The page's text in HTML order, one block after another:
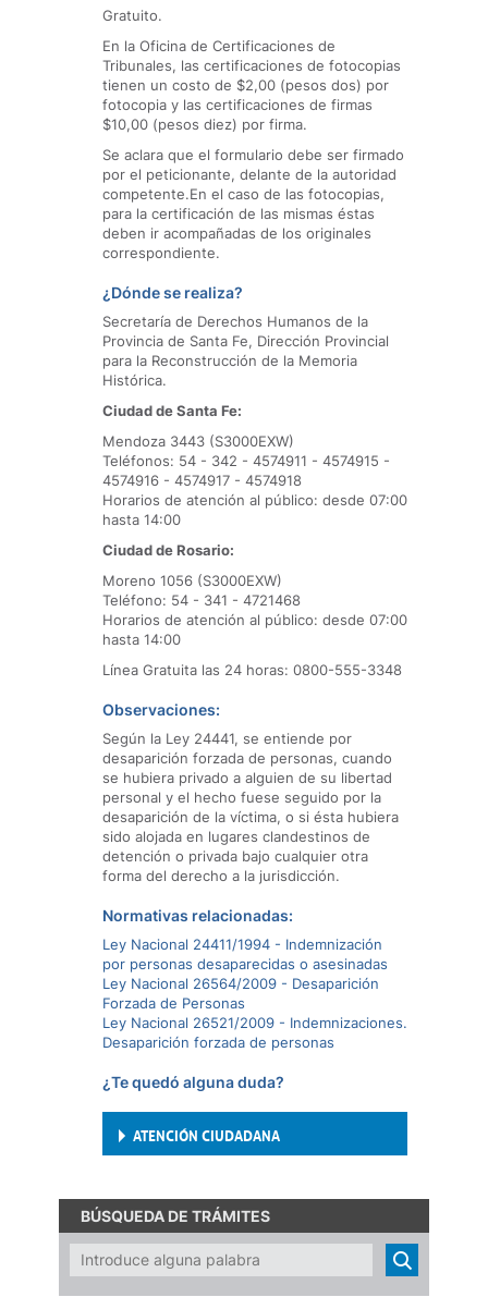
Gratuito.
En la Oficina de Certificaciones de
Tribunales, las certificaciones de fotocopias
tienen un costo de $2,00 (pesos dos) por
fotocopia y las certificaciones de firmas
$10,00 (pesos diez) por firma.
Se aclara que el formulario debe ser firmado
por el peticionante, delante de la autoridad
competente.En el caso de las fotocopias,
para la certificación de las mismas éstas
deben ir acompañadas de los originales
correspondiente.
¿Dónde se realiza?
Secretaría de Derechos Humanos de la
Provincia de Santa Fe, Dirección Provincial
para la Reconstrucción de la Memoria
Histórica.
Ciudad de Santa Fe:
Mendoza 3443 (S3000EXW)
Teléfonos: 54 - 342 - 4574911 - 4574915 -
4574916 - 4574917 - 4574918
Horarios de atención al público: desde 07:00
hasta 14:00
Ciudad de Rosario:
Moreno 1056 (S3000EXW)
Teléfono: 54 - 341 - 4721468
Horarios de atención al público: desde 07:00
hasta 14:00
Línea Gratuita las 24 horas: 0800-555-3348
Observaciones:
Según la Ley 24441, se entiende por
desaparición forzada de personas, cuando
se hubiera privado a alguien de su libertad
personal y el hecho fuese seguido por la
desaparición de la víctima, o si ésta hubiera
sido alojada en lugares clandestinos de
detención o privada bajo cualquier otra
forma del derecho a la jurisdicción.
Normativas relacionadas:
Ley Nacional 24411/1994 - Indemnización
por personas desaparecidas o asesinadas
Ley Nacional 26564/2009 - Desaparición
Forzada de Personas
Ley Nacional 26521/2009 - Indemnizaciones.
Desaparición forzada de personas
¿Te quedó alguna duda?
ATENCIÓN CIUDADANA
BÚSQUEDA DE TRÁMITES